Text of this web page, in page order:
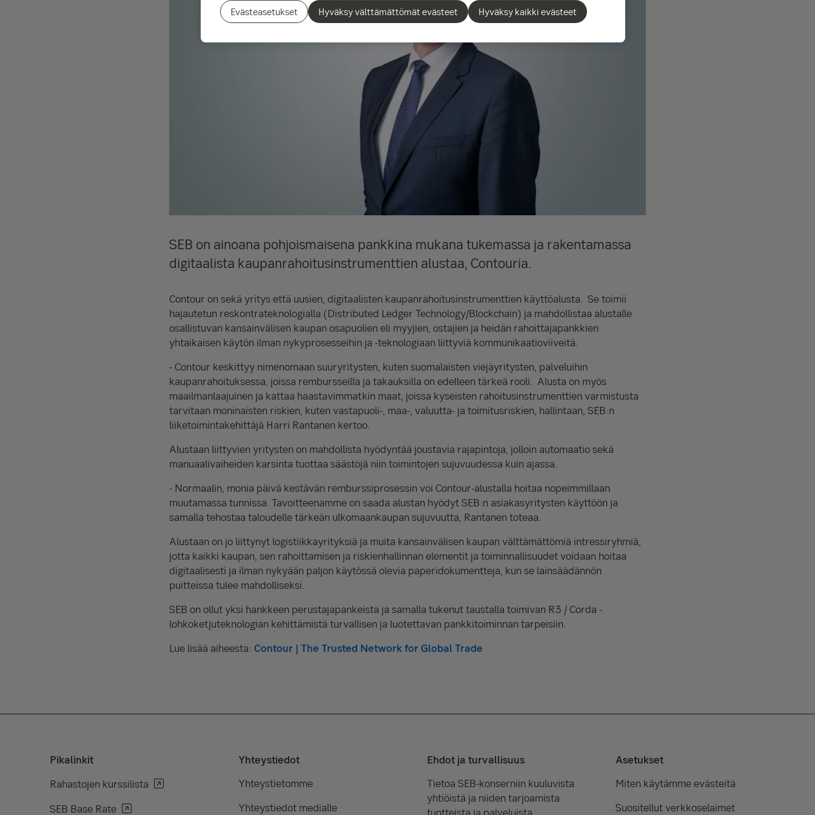
SEB on ainoana pohjoismaisena pankkina mukana tukemassa ja rakentamassa
digitaalista kaupanrahoitusinstrumenttien alustaa, Contouria.
Contour on sekä yritys että uusien, digitaalisten kaupanrahoitusinstrumenttien käyttöalusta. Se toimii
hajautetun reskontrateknologialla (Distributed Ledger Technology/Blockchain) ja mahdollistaa alustalle
osallistuvan kansainvälisen kaupan osapuolien eli myyjien, ostajien ja heidän rahoittajapankkien
yhtaikaisen käytön ilman nykyprosesseihin ja -teknologiaan liittyviä kommunikaatioviiveitä.
- Contour keskittyy nimenomaan suuryritysten, kuten suomalaisten viejäyritysten, palveluihin
kaupanrahoituksessa, joissa rembursseilla ja takauksilla on edelleen tärkeä rooli. Alusta on myös
maailmanlaajuinen ja kattaa haastavimmatkin maat, joissa kyseisten rahoitusinstrumenttien varmistusta
tarvitaan moninaisten riskien, kuten vastapuoli-, maa-, valuutta- ja toimitusriskien, hallintaan, SEB:n
liiketoimintakehittäjä Harri Rantanen kertoo.
Alustaan liittyvien yritysten on mahdollista hyödyntää joustavia rajapintoja, jolloin automaatio sekä
manuaalivaiheiden karsinta tuottaa säästöjä niin toimintojen sujuvuudessa kuin ajassa.
- Normaalin, monia päivä kestävän remburssiprosessin voi Contour-alustalla hoitaa nopeimmillaan
muutamassa tunnissa. Tavoitteenamme on saada alustan hyödyt SEB:n asiakasyritysten käyttöön ja
samalla tehostaa taloudelle tärkeän ulkomaankaupan sujuvuutta, Rantanen toteaa.
Alustaan on jo liittynyt logistiikkayrityksiä ja muita kansainvälisen kaupan välttämättömiä intressiryhmiä,
jotta kaikki kaupan, sen rahoittamisen ja riskienhallinnan elementit ja toiminnallisuudet voidaan hoitaa
digitaalisesti ja ilman nykyään paljon käytössä olevia paperidokumentteja, kun se lainsäädännön
puitteissa tulee mahdolliseksi.
SEB on ollut yksi hankkeen perustajapankeista ja samalla tukenut taustalla toimivan R3 / Corda -
lohkoketjuteknologian kehittämistä turvallisen ja luotettavan pankkitoiminnan tarpeisiin.
Lue lisää aiheesta: Contour | The Trusted Network for Global Trade
Pikalinkit
Rahastojen kurssilista
SEB Base Rate
Yhteystiedot
Yhteystietomme
Yhteystiedot medialle
Ehdot ja turvallisuus
Tietoa SEB-konserniin kuuluvista
yhtiöistä ja niiden tarjoamista
tuotteista ja palveluista
Asetukset
Miten käytämme evästeitä
Suositellut verkkoselaimet
Evästeasetukset Hyväksy välttämättömät evästeet Hyväksy kaikki evästeet